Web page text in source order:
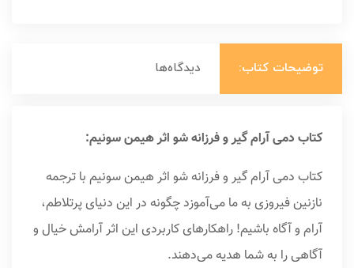
توضیحات کتاب: دیدگاه‌ها
کتاب دمی آرام گیر و فرزانه شو اثر هیمن سونیم:
کتاب دمی آرام گیر و فرزانه شو اثر هیمن سونیم با ترجمه
نازنین فیروزی به ما می‌آموزد چگونه در این دنیای پرتلاطم،
آرام و آگاه باشیم! راهکارهای کاربردی این اثر آرامش خیال و
آگاهی را به شما هدیه می‌دهند.